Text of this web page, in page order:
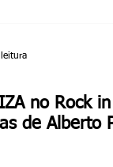
no Rock
de Alberto